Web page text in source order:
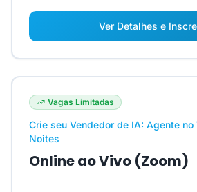
Ver Detalhes e
Vagas Limitadas
Crie seu Vendedor de IA: Agente
Noites
Online ao Vivo (Zoom)